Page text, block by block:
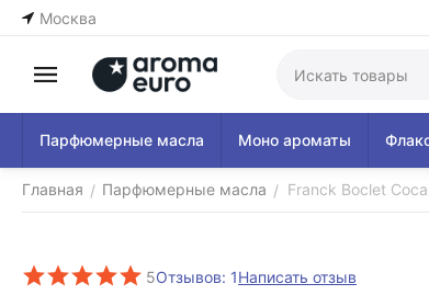
Москва
Парфюмерные масла Моно ароматы
Главная / Парфюмерные масла / Franck Boclet
5Отзывов: 1Написать отзыв